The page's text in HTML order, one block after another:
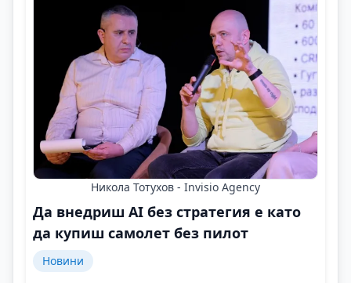
Никола Тотухов - Invisio Agency
Да внедриш AI без стратегия е като
да купиш самолет без пилот
Новини